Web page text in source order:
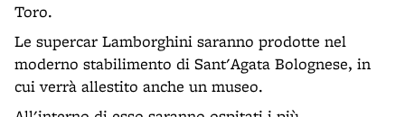
Toro.
Le supercar Lamborghini saranno prodotte nel
moderno stabilimento di Sant'Agata Bolognese, in
cui verrà allestito anche un museo.